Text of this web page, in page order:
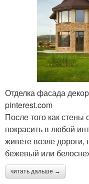
Отделка фасада
pinterest.com
После того как
покрасить в любой
живете возле дороги,
бежевый или
читать дальше →